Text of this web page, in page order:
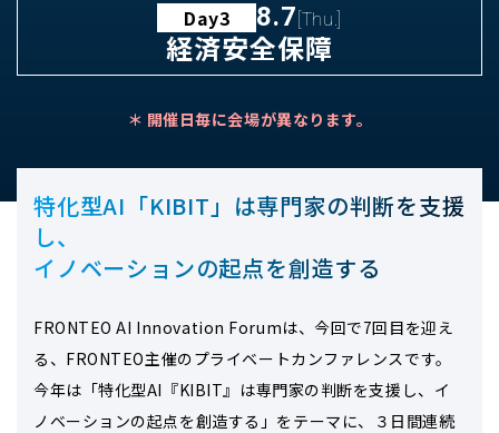
Day3 8.7 [Thu.]
経済安全保障
＊ 開催日毎に会場が異なります。
特化型AI「KIBIT」は専門家の判断を支援
し、
イノベーションの起点を創造する
FRONTEO AI Innovation Forumは、今回で7回目を迎え
る、FRONTEO主催のプライベートカンファレンスです。
今年は「特化型AI『KIBIT』は専門家の判断を支援し、イ
ノベーションの起点を創造する」をテーマに、３日間連続